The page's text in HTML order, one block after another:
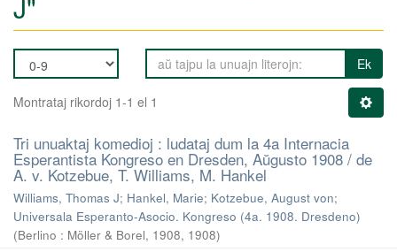
Ek
Montrataj rikordoj 1-1 el 1
Tri unuaktaj komedioj : ludataj dum la 4a Internacia
Esperantista Kongreso en Dresden, Aŭgusto 1908 / de
A. v. Kotzebue, T. Williams, M. Hankel
Williams, Thomas J; Hankel, Marie; Kotzebue, August von;
Universala Esperanto-Asocio. Kongreso (4a. 1908. Dresdeno)
(Berlino : Möller & Borel, 1908, 1908)